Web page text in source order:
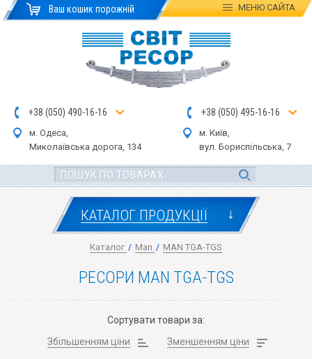
Ваш кошик порожній МЕНЮСАЙТА
+38 (050) 490-16-16
м. Одеса,
Миколаївська дорога, 134
+38 (050) 495-16-16
м. Київ,
вул. Бориспільська, 7
КАТАЛОГ ПРОДУКЦІЇ ↓
Каталог / Man / MAN TGA-TGS
РЕСОРИ MAN TGA-TGS
Сортувати товари за:
Збільшенням ціни
Зменшенням ціни